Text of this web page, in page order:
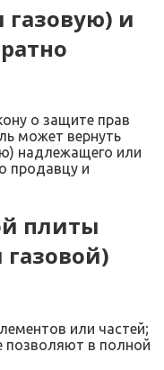
газовую) и
о защите прав
может вернуть
надлежащего или
продавцу и
плиты
или частей;
позволяют в полной